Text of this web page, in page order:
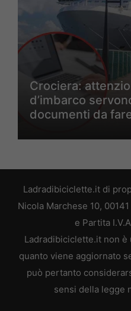
Crociera:
d’imbarco
documenti da
Ladradibiciclette.it di
Nicola Marchese 10,
e Partita
Ladradibiciclette.it non è
quanto viene aggiornato
può pertanto
sensi della legge